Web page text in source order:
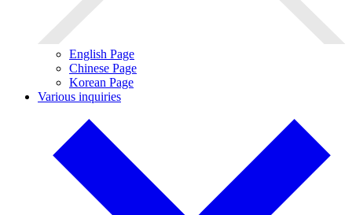
English Page
Chinese Page
Korean Page
Various inquiries